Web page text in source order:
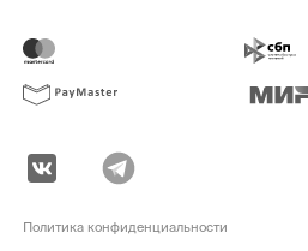
Политика конфиденциальности